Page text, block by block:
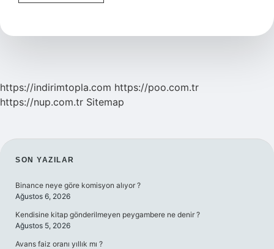
Eş
https://indirimtopla.com https://poo.com.tr
https://nup.com.tr Sitemap
SIDEBAR
SON YAZILAR
Binance neye göre komisyon alıyor ?
Ağustos 6, 2026
Kendisine kitap gönderilmeyen peygambere ne denir ?
Ağustos 5, 2026
Avans faiz oranı yıllık mı ?